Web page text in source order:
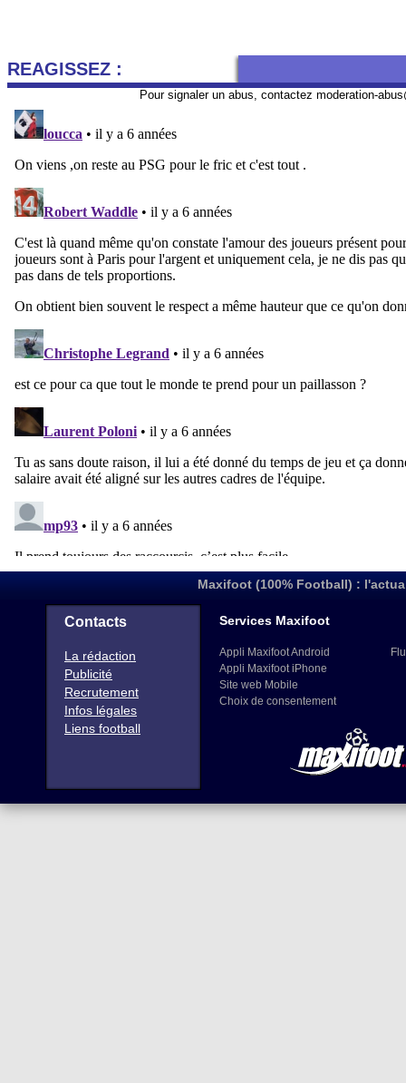
REAGISSEZ :
Pour signaler un abus, contactez moderation-
Maxifoot (100% Football) :
Contacts
La rédaction
Publicité
Recrutement
Infos légales
Liens football
Services Maxifoot
Appli Maxifoot Android
Appli Maxifoot iPhone
Site web Mobile
Choix de consentement